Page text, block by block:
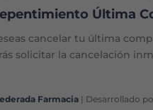
Última
cancelar tu última
solicitar la cancelación
Farmacia | Desarrollado